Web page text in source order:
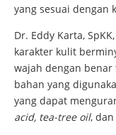
yang sesuai dengan
Dr. Eddy Karta,
karakter kulit
wajah dengan
bahan yang
yang dapat
acid, tea-tree oil, dan